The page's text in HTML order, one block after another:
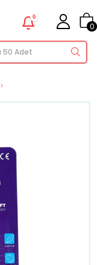
0
0
>